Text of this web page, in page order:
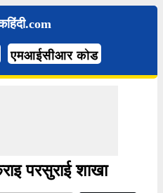
एमआईसीआर कोड
परसुराई शाखा